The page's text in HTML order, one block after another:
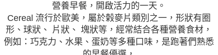
營養早餐，開啟活力的一天。
Cereal 流行於歐美，屬於榖麥片類別之一，形狀有圈
形、球狀、 片狀、 塊狀等，經常結合各種營養食材，
例如：巧克力、水果、蛋奶等多種口味，是跑著們熟悉